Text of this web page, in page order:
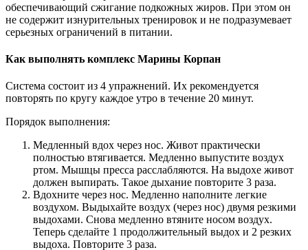
обеспечивающий сжигание подкожных жиров. При этом он
не содержит изнурительных тренировок и не подразумевает
серьезных ограничений в питании.
Как выполнять комплекс Марины Корпан
Система состоит из 4 упражнений. Их рекомендуется
повторять по кругу каждое утро в течение 20 минут.
Порядок выполнения:
Медленный вдох через нос. Живот практически
полностью втягивается. Медленно выпустите воздух
ртом. Мышцы пресса расслабляются. На выдохе живот
должен выпирать. Такое дыхание повторите 3 раза.
Вдохните через нос. Медленно наполните легкие
воздухом. Выдыхайте воздух (через нос) двумя резкими
выдохами. Снова медленно втяните носом воздух.
Теперь сделайте 1 продолжительный выдох и 2 резких
выдоха. Повторите 3 раза.